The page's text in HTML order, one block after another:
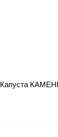
Капуста